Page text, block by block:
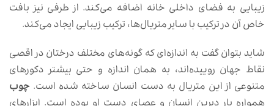
زیبایی به فضای داخلی خانه اضافه می‌کند. از طرفی نیز بافت
خاص آن در ترکیب با سایر متریال‌ها، ترکیب زیبایی ایجاد می‌کند.
شاید بتوان گفت به اندازه‌ای که گونه‌های مختلف درختان در اقصی
نقاط جهان روییده‌اند، به همان اندازه و حتی بیشتر دکورهای
متنوعی از این متریال به دست انسان ساخته شده است. چوب